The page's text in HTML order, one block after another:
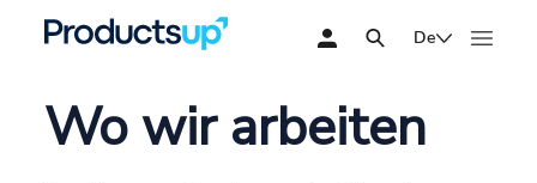
De
Wo wir arbeiten